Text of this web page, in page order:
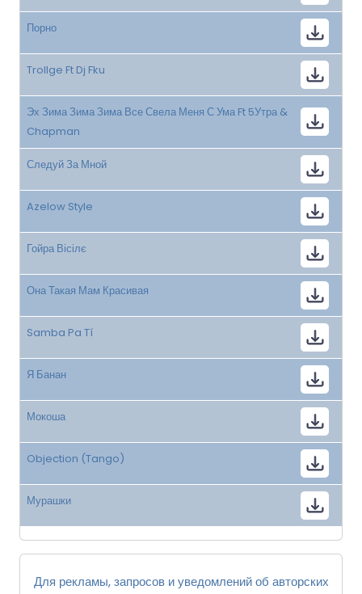
Порно
Trollge Ft Dj Fku
Эх Зима Зима Зима Все Свела Меня С Ума Ft 5Утра &
Chapman
Следуй За Мной
Azelow Style
Гойра Вісілє
Она Такая Мам Красивая
Samba Pa Tí
Я Банан
Мокоша
Objection (Tango)
Мурашки
Для рекламы, запросов и уведомлений об авторских